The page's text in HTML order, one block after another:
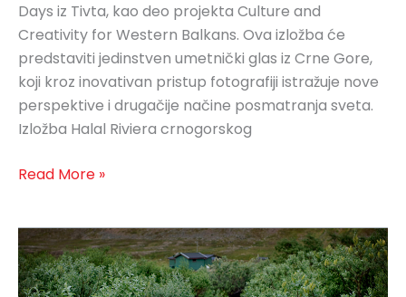
Days iz Tivta, kao deo projekta Culture and
Creativity for Western Balkans. Ova izložba će
predstaviti jedinstven umetnički glas iz Crne Gore,
koji kroz inovativan pristup fotografiji istražuje nove
perspektive i drugačije načine posmatranja sveta.
Izložba Halal Riviera crnogorskog
Read More »
Everybody
Knows
This